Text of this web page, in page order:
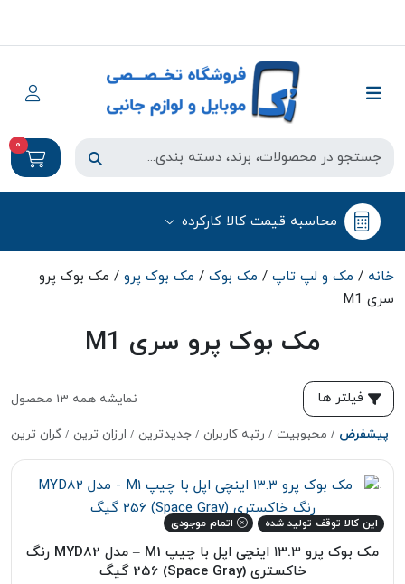
0
محاسبه قیمت کالا کارکرده
خانه / مک و لپ تاپ / مک بوک / مک بوک پرو / مک بوک پرو
سری M1
مک بوک پرو سری M1
فیلتر ها نمایشه همه 13 محصول
پیشفرض محبوبیت رتبه کاربران جدیدترین ارزان ترین گران ترین
این کالا توقف تولید شده اتمام موجودی
مک بوک پرو ۱۳.۳ اینچی اپل با چیپ M1 – مدل MYD82 رنگ
خاکستری (Space Gray) 256 گیگ